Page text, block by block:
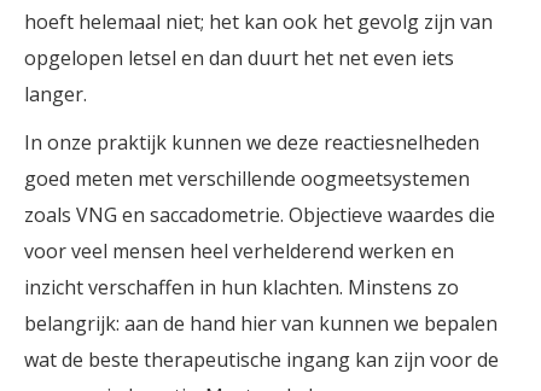
hoeft helemaal niet; het kan ook het gevolg zijn van
opgelopen letsel en dan duurt het net even iets
langer.
In onze praktijk kunnen we deze reactiesnelheden
goed meten met verschillende oogmeetsystemen
zoals VNG en saccadometrie. Objectieve waardes die
voor veel mensen heel verhelderend werken en
inzicht verschaffen in hun klachten. Minstens zo
belangrijk: aan de hand hier van kunnen we bepalen
wat de beste therapeutische ingang kan zijn voor de